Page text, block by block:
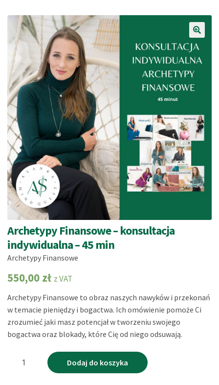
Archetypy Finansowe – konsultacja
indywidualna – 45 min
Archetypy Finansowe
550,00 zł z VAT
Archetypy Finansowe to obraz naszych nawyków i przekonań
w temacie pieniędzy i bogactwa. Ich omówienie pomoże Ci
zrozumieć jaki masz potencjał w tworzeniu swojego
bogactwa oraz blokady, które Cię od niego odsuwają.
Dodaj do koszyka